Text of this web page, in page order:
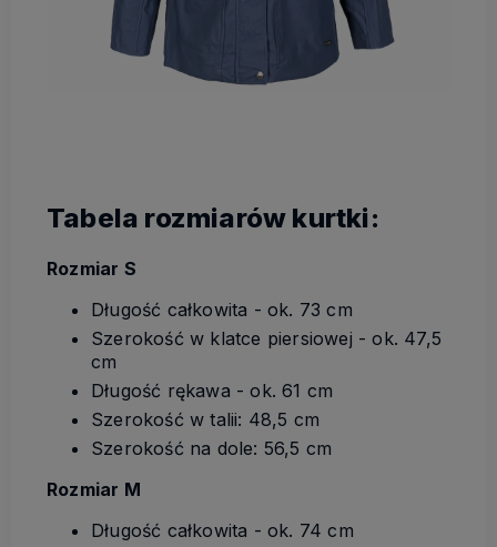
Tabela rozmiarów kurtki:
Rozmiar S
Długość całkowita - ok. 73 cm
Szerokość w klatce piersiowej - ok. 47,5
cm
Długość rękawa - ok. 61 cm
Szerokość w talii: 48,5 cm
Szerokość na dole: 56,5 cm
Rozmiar M
Długość całkowita - ok. 74 cm